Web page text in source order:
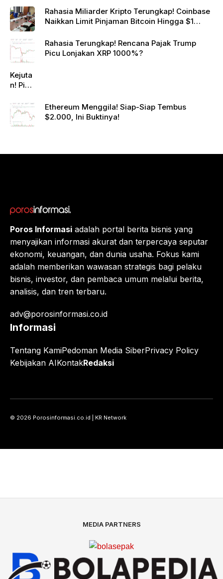
Rahasia Miliarder Kripto Terungkap! Coinbase
Naikkan Limit Pinjaman Bitcoin Hingga $1
Rahasia Terungkap! Rencana Pajak Trump
Picu Lonjakan XRP 1000%?
Kejuta
n! Pi
rk
Gande
ng
Eropa,
Ethereum Menggila! Siap-Siap Tembus
$2.000, Ini Buktinya!
Poros Informasi adalah portal berita bisnis yang
menyajikan informasi akurat dan terpercaya seputar
ekonomi, keuangan, dan dunia usaha. Fokus kami
adalah memberikan wawasan strategis bagi pelaku
bisnis, investor, dan pembaca umum melalui berita,
analisis, dan tren terbaru.
adv@porosinformasi.co.id
Informasi
Tentang KamiPedoman Media SiberPrivacy Policy
Kebijakan AIKontakRedaksi
© 2026 Porosinformasi.co.id | KR Network
MEDIA PARTNERS